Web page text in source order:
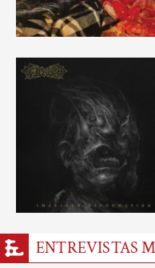
ENTREVISTAS